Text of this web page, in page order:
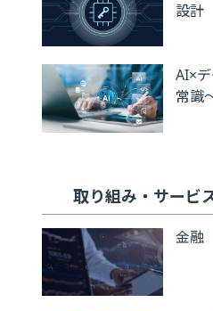
設計
AI×
常識
取り組み・サービ
金融